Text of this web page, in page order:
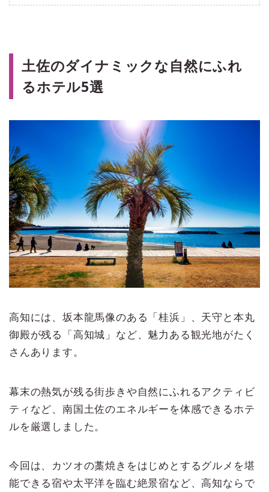
土佐のダイナミックな自然にふれ
るホテル5選
高知には、坂本龍馬像のある「桂浜」、天守と本丸
御殿が残る「高知城」など、魅力ある観光地がたく
さんあります。
幕末の熱気が残る街歩きや自然にふれるアクティビ
ティなど、南国土佐のエネルギーを体感できるホテ
ルを厳選しました。
今回は、カツオの藁焼きをはじめとするグルメを堪
能できる宿や太平洋を臨む絶景宿など、高知ならで